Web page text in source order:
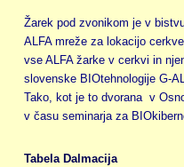
Žarek pod zvonikom je v
ALFA mreže za lokacijo
vse ALFA žarke v cerkvi in
slovenske BIOtehnologije G-
Tako, kot je to dvorana v
v času seminarja za
Tabela Dalmacija